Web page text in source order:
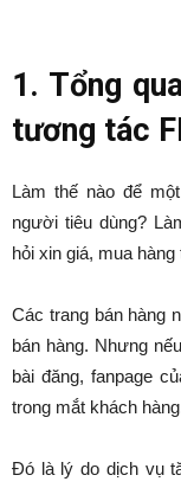
1. Tổng
tương tác
Làm thế nào để
người tiêu dùng?
hỏi xin giá, mua
Các trang bán hàng
bán hàng. Nhưng
bài đăng, fanpage
trong mắt khách
Đó là lý do dịch vụ